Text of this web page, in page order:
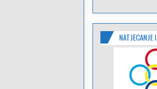
NATJECANJE